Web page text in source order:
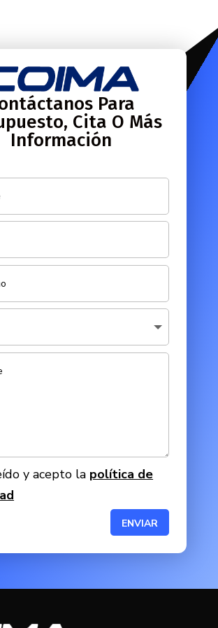
Para
Cita O Más
Información
y acepto la política de
ENVIAR